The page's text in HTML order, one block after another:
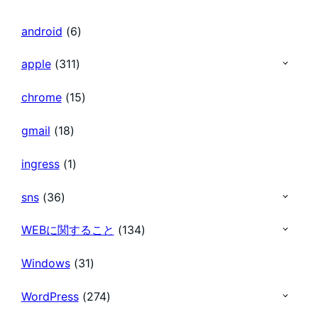
の
ペ
ー
ジ
り
android (6)
apple(311)
chrome(15)
gmail (18)
ingress(1)
sns(36)
WEBに関すること (134)
Windows(31)
WordPress(274)